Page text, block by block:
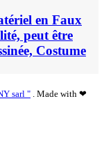
en Faux
peut être
Costume
sarl " . Made with ❤